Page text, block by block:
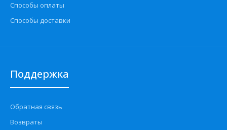
Способы оплаты
Способы доставки
Поддержка
Обратная связь
Возвраты